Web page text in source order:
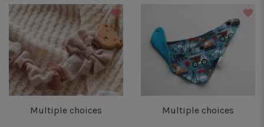
Multiple choices Multiple choices